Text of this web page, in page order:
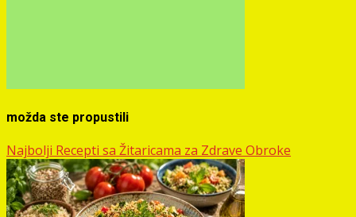
možda ste propustili
Najbolji Recepti sa Žitaricama za Zdrave Obroke